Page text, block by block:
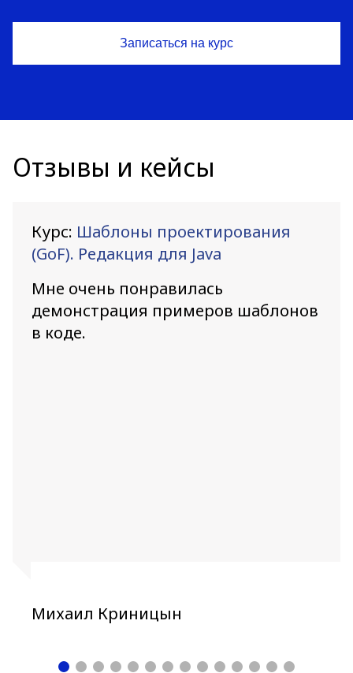
Отзывы и кейсы
Курс: Шаблоны проектирования
(GoF). Редакция для Java
Мне очень понравилась
демонстрация примеров шаблонов
в коде.
Михаил Криницын